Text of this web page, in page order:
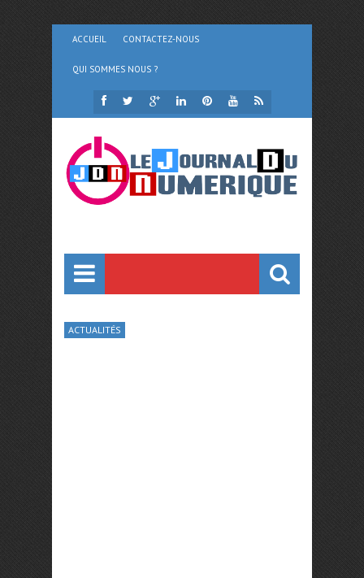
ACCUEIL CONTACTEZ-NOUS
QUI SOMMES NOUS ?
ACTUALITÉS